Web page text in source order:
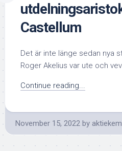
Castellum
Det är inte länge sedan nya
Roger Akelius var ute och
Continue reading...
November 15, 2022 by